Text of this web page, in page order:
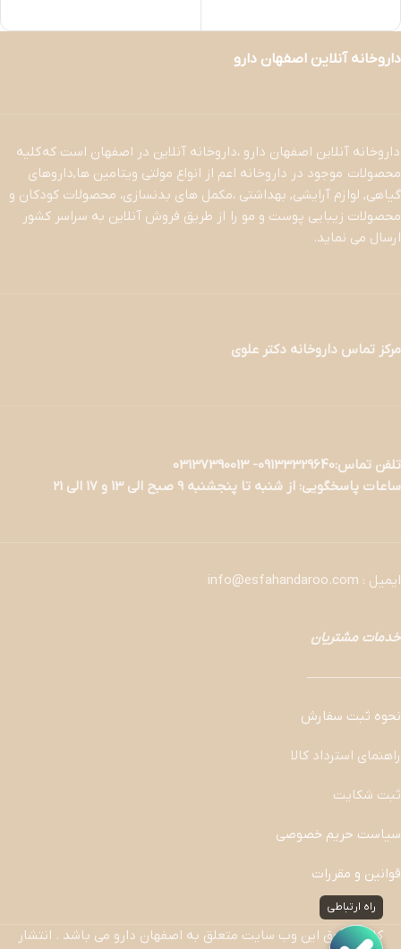
داروخانه آنلاین اصفهان دارو
داروخانه آنلاین اصفهان دارو ،داروخانه آنلاین در اصفهان است که کلیه
محصولات موجود در داروخانه اعم از انواع مولتی ویتامین ها,داروهای
گیاهی, لوازم آرایشی, بهداشتی ،مکمل های بدنسازی، محصولات کودکان و
محصولات زیبایی پوست و مو را از طریق فروش آنلاین به سراسر کشور
ارسال می نماید.
مرکز تماس داروخانه دکتر علوی
تلفن تماس:09133329640- 03137390013
ساعات پاسخگویی: از شنبه تا پنجشنبه 9 صبح الی 13 و 17 الی 21
ایمیل : info@esfahandaroo.com
خدمات مشتریان
———————
نحوه ثبت سفارش
راهنمای استرداد کالا
ثبت شکایت
سیاست حریم خصوصی
قوانین و مقررات
کلیه حقوق این وب سایت متعلق به اصفهان دارو می باشد . انتشار
راه ارتباطی